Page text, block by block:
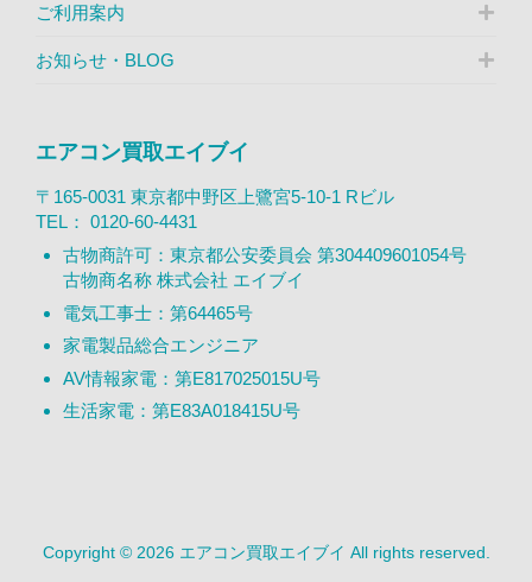
ご利用案内
お知らせ・BLOG
エアコン買取エイブイ
〒165-0031 東京都中野区上鷺宮5-10-1 Rビル
TEL： 0120-60-4431
古物商許可：東京都公安委員会 第304409601054号
古物商名称 株式会社 エイブイ
電気工事士：第64465号
家電製品総合エンジニア
AV情報家電：第E817025015U号
生活家電：第E83A018415U号
Copyright © 2026 エアコン買取エイブイ All rights reserved.